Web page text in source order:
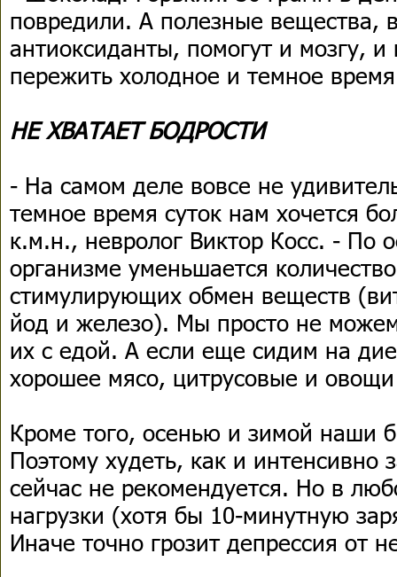
повредили. А полезные вещества,
антиоксиданты, помогут и мозгу, и
пережить холодное и темное
НЕ ХВАТАЕТ БОДРОСТИ
- На самом деле вовсе не
темное время суток нам хочется
к.м.н., невролог Виктор Косс. - По
организме уменьшается
стимулирующих обмен веществ
йод и железо). Мы просто не
их с едой. А если еще сидим на
хорошее мясо, цитрусовые и
Кроме того, осенью и зимой наши
Поэтому худеть, как и интенсивно
сейчас не рекомендуется. Но в
нагрузки (хотя бы 10-минутную
Иначе точно грозит депрессия от